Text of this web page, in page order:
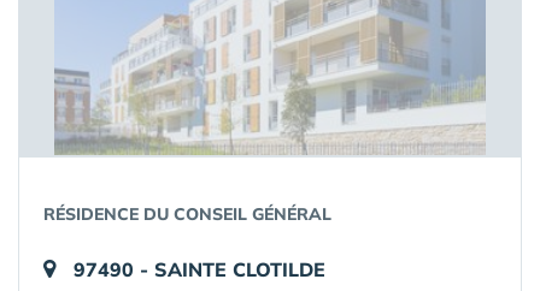
RÉSIDENCE DU CONSEIL GÉNÉRAL
97490 - SAINTE CLOTILDE